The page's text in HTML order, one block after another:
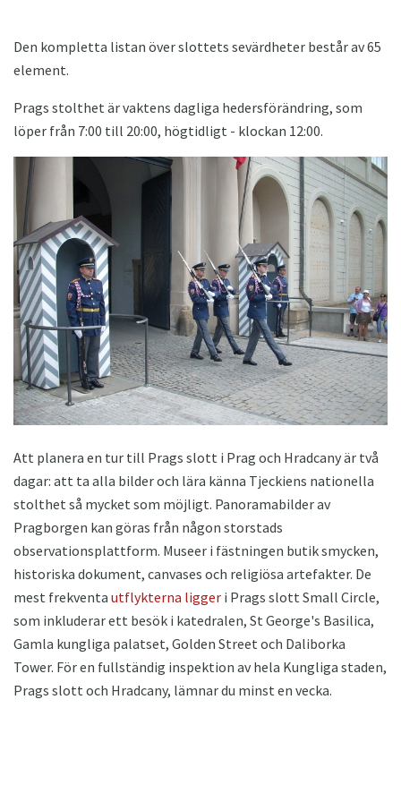
Den kompletta listan över slottets sevärdheter består av 65
element.
Prags stolthet är vaktens dagliga hedersförändring, som
löper från 7:00 till 20:00, högtidligt - klockan 12:00.
Att planera en tur till Prags slott i Prag och Hradcany är två
dagar: att ta alla bilder och lära känna Tjeckiens nationella
stolthet så mycket som möjligt. Panoramabilder av
Pragborgen kan göras från någon storstads
observationsplattform. Museer i fästningen butik smycken,
historiska dokument, canvases och religiösa artefakter. De
mest frekventa utflykterna ligger i Prags slott Small Circle,
som inkluderar ett besök i katedralen, St George's Basilica,
Gamla kungliga palatset, Golden Street och Daliborka
Tower. För en fullständig inspektion av hela Kungliga staden,
Prags slott och Hradcany, lämnar du minst en vecka.